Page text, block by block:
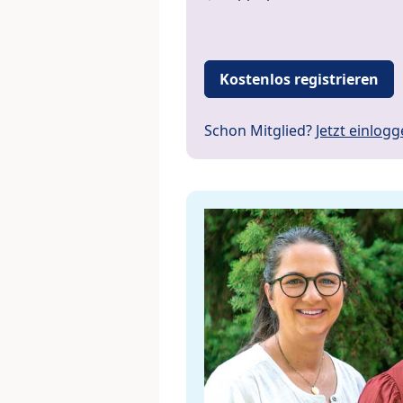
Kostenlos registrieren
Schon Mitglied? Jetzt